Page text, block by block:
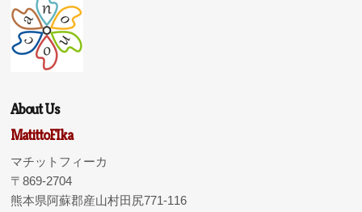
About Us
MatittoFIka
マチットフィーカ
〒869-2704
熊本県阿蘇郡産山村田尻771-116